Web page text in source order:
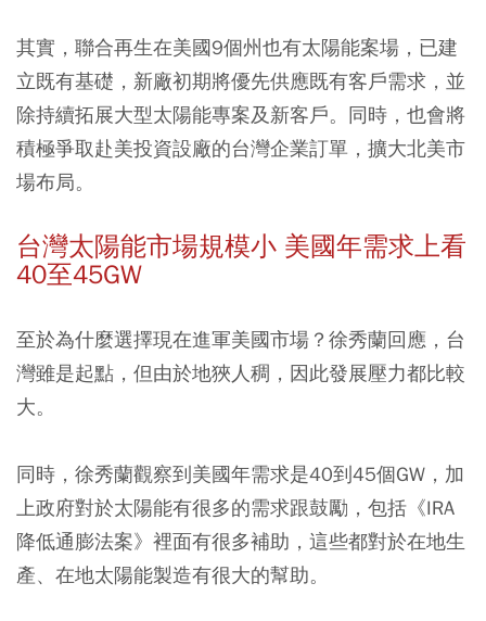
其實，聯合再生在美國9個州也有太陽能案場，已建
立既有基礎，新廠初期將優先供應既有客戶需求，並
除持續拓展大型太陽能專案及新客戶。同時，也會將
積極爭取赴美投資設廠的台灣企業訂單，擴大北美市
場布局。
台灣太陽能市場規模小 美國年需求上看
40至45GW
至於為什麼選擇現在進軍美國市場？徐秀蘭回應，台
灣雖是起點，但由於地狹人稠，因此發展壓力都比較
大。
同時，徐秀蘭觀察到美國年需求是40到45個GW，加
上政府對於太陽能有很多的需求跟鼓勵，包括《IRA
降低通膨法案》裡面有很多補助，這些都對於在地生
產、在地太陽能製造有很大的幫助。